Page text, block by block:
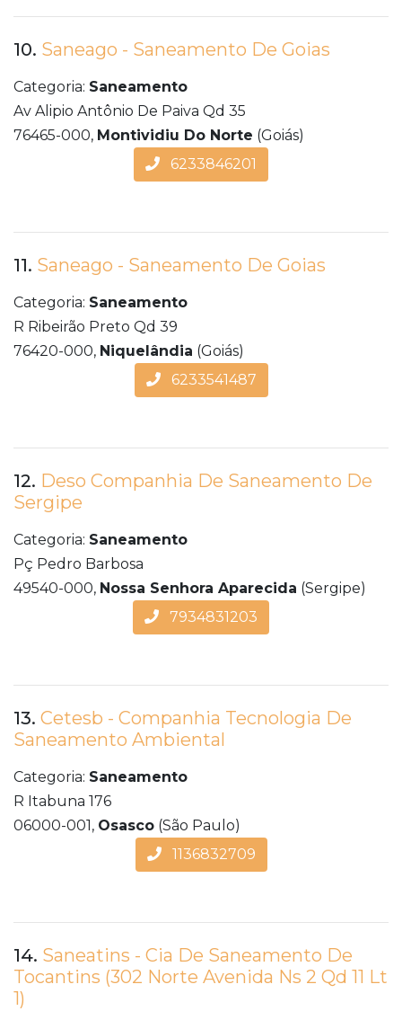
10. Saneago - Saneamento De Goias
Categoria: Saneamento
Av Alipio Antônio De Paiva Qd 35
76465-000, Montividiu Do Norte (Goiás)
6233846201
11. Saneago - Saneamento De Goias
Categoria: Saneamento
R Ribeirão Preto Qd 39
76420-000, Niquelândia (Goiás)
6233541487
12. Deso Companhia De Saneamento De
Sergipe
Categoria: Saneamento
Pç Pedro Barbosa
49540-000, Nossa Senhora Aparecida (Sergipe)
7934831203
13. Cetesb - Companhia Tecnologia De
Saneamento Ambiental
Categoria: Saneamento
R Itabuna 176
06000-001, Osasco (São Paulo)
1136832709
14. Saneatins - Cia De Saneamento De
Tocantins (302 Norte Avenida Ns 2 Qd 11 Lt
1)